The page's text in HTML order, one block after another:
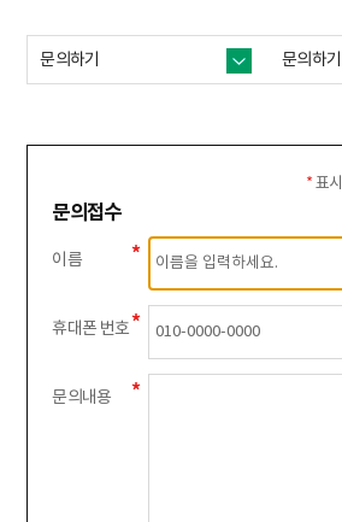
문의하기 문의하기
* 표
문의접수
이름
휴대폰 번호
문의내용